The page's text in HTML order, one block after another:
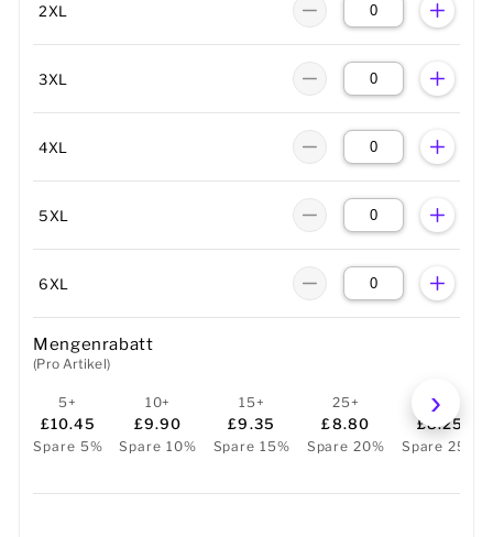
2XL
3XL
4XL
5XL
6XL
Mengenrabatt
(Pro Artikel)
5+
£10.45
Spare 5%
10+
£9.90
Spare 10%
15+
£9.35
Spare 15%
25+
£8.80
Spare 20%
50+
£8.25
Spare 25%